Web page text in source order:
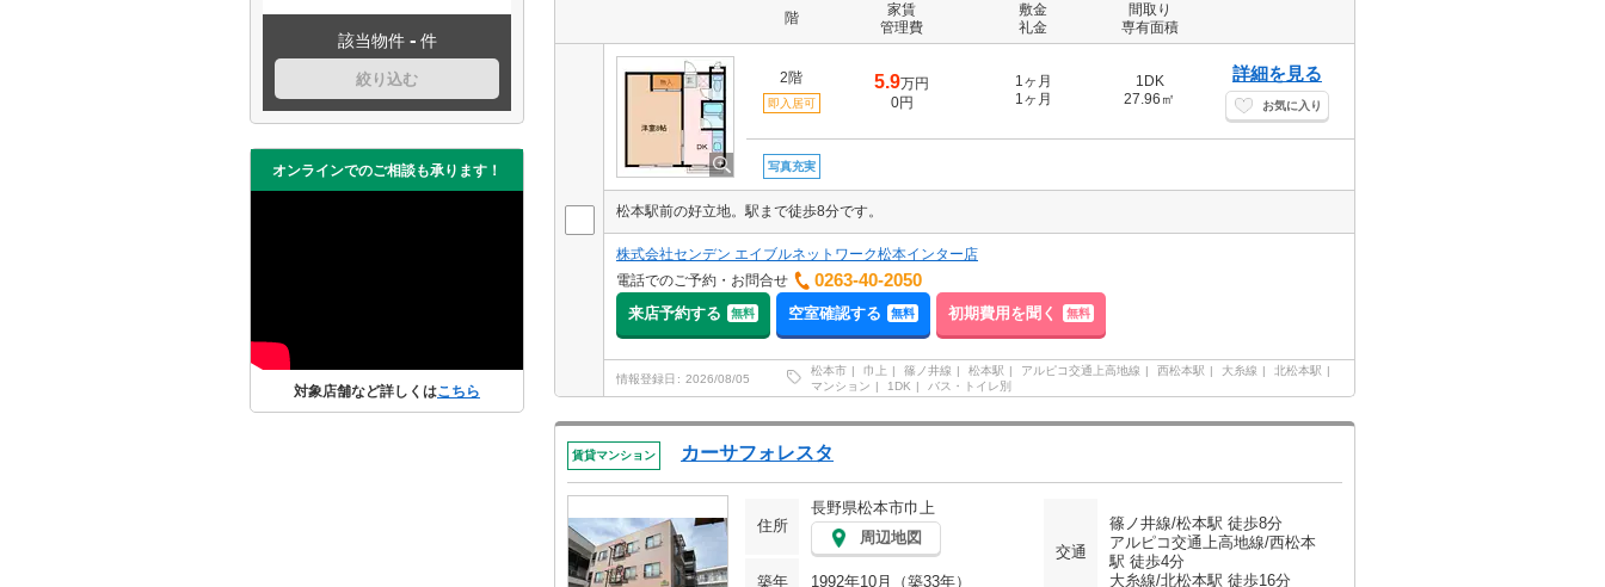
該当物件 - 件
絞り込む
オンラインでのご相談も承ります！
対象店舗など詳しくはこちら
階
家賃
管理費
敷金
礼金
間取り
専有面積
2階
即入居可
5.9万円
0円
1ヶ月
1ヶ月
1DK
27.96㎡
詳細を見る
お気に入り
写真充実
松本駅前の好立地。駅まで徒歩8分です。
株式会社センデン エイブルネットワーク松本インター店
電話でのご予約・お問合せ
0263-40-2050
来店予約する 無料 空室確認する 無料 初期費用を聞く 無料
情報登録日 2026/08/05
松本市 巾上 篠ノ井線 松本駅 アルピコ交通上高地線 西松本駅 大糸線
北松本駅
マンション
1DK バス・トイレ別
賃貸マンション カーサフォレスタ
住所
長野県松本市巾上
周辺地図
交通
篠ノ井線/松本駅 徒歩8分
アルピコ交通上高地線/西松本
駅 徒歩4分
大糸線/北松本駅 徒歩16分
築年 1992年10月（築33年）